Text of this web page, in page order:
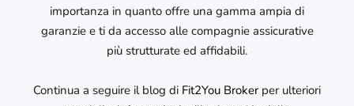
importanza in quanto offre una gamma ampia di
garanzie e ti da accesso alle compagnie assicurative
più strutturate ed affidabili.
Continua a seguire il blog di Fit2You Brokerper ulteriori